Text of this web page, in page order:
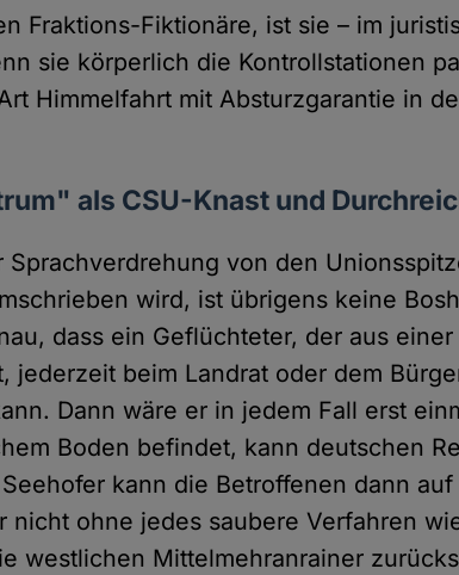
Fraktions-Fiktionäre, ist sie – im
sie körperlich die Kontrollstationen
Himmelfahrt mit Absturzgarantie in
als CSU-Knast und
Sprachverdrehung von den
wird, ist übrigens keine
dass ein Geflüchteter, der aus
jederzeit beim Landrat oder dem
Dann wäre er in jedem Fall erst
Boden befindet, kann deutschen
kann die Betroffenen dann
nicht ohne jedes saubere Verfahren
westlichen Mittelmehranrainer